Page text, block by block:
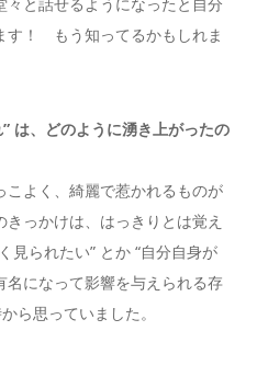
す！ もう知ってるかもしれま
は、どのように湧き上がったの
よく、綺麗で惹かれるものが
っかけは、はっきりとは覚え
見られたい” とか “自分自身が
名になって影響を与えられる存
ら思っていました。